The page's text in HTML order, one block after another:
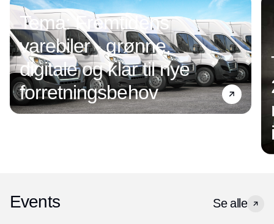
Tema: Fremtidens
varebiler - grønne,
digitale og klar til nye
forretningsbehov
Events Se alle